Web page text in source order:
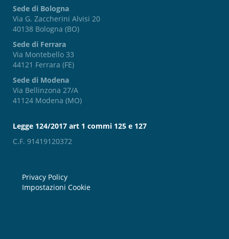
Sede di Bologna
Via G. Zaccherini Alvisi 20
40138 Bologna (BO)
Sede di Ferrara
Via Montebello 33
44121 Ferrara (FE)
Sede di Modena
Via Bellinzona 27/A
41124 Modena (MO)
Legge 124/2017 art 1 commi 125 e 127
C.F. 91419120372
Privacy Policy
Impostazioni Cookie